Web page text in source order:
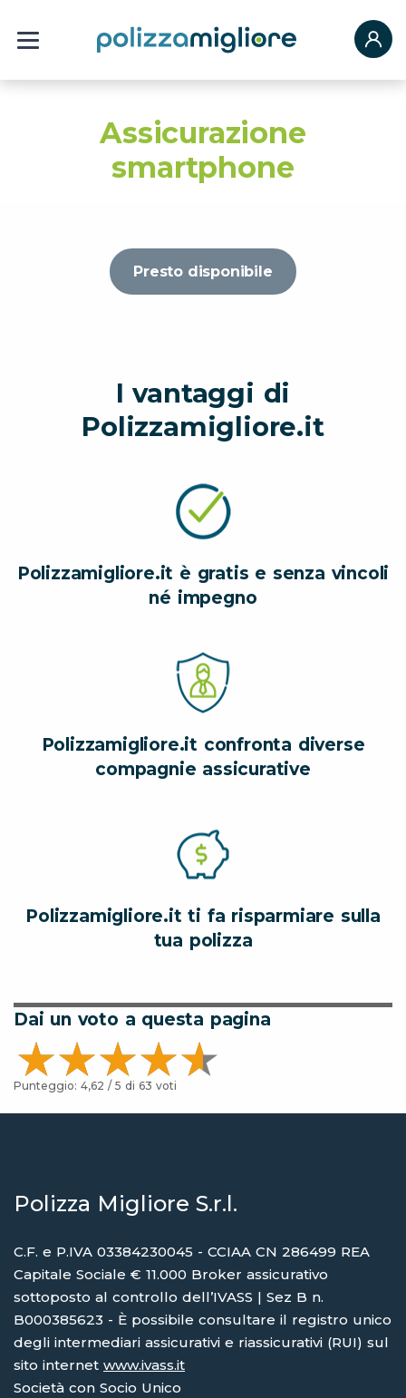
Assicurazione
smartphone
Presto disponibile
I vantaggi di
Polizzamigliore.it
Polizzamigliore.it è gratis e senza vincoli
né impegno
Polizzamigliore.it confronta diverse
compagnie assicurative
Polizzamigliore.it ti fa risparmiare sulla
tua polizza
Dai un voto a questa pagina
Punteggio: 4,62 / 5 di 63 voti
Polizza Migliore S.r.l.
C.F. e P.IVA 03384230045 - CCIAA CN 286499 REA
Capitale Sociale € 11.000 Broker assicurativo
sottoposto al controllo dell’IVASS | Sez B n.
B000385623 - È possibile consultare il registro unico
degli intermediari assicurativi e riassicurativi (RUI) sul
sito internet www.ivass.it
Società con Socio Unico